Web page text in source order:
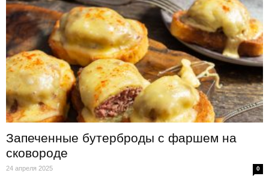
Запеченные бутерброды с фаршем на
сковороде
24 апреля 2025 0